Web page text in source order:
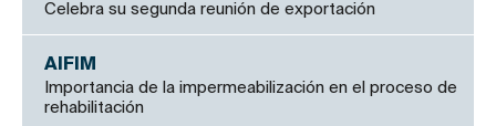
Celebra su segunda reunión de exportación
AIFIM
Importancia de la impermeabilización en el proceso de
rehabilitación